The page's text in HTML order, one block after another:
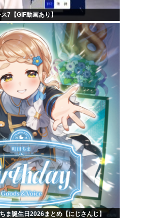
7【GIF動画あり】
ま誕生日2026まとめ【にじさんじ】